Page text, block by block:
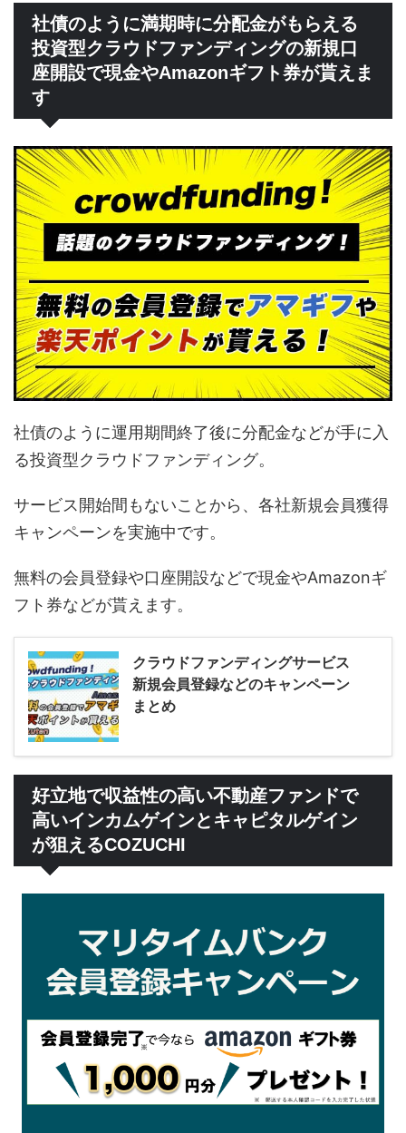
社債のように満期時に分配金がもらえる
投資型クラウドファンディングの新規口
座開設で現金やAmazonギフト券が貰えま
す
社債のように運用期間終了後に分配金などが手に入
る投資型クラウドファンディング。
サービス開始間もないことから、各社新規会員獲得
キャンペーンを実施中です。
無料の会員登録や口座開設などで現金やAmazonギ
フト券などが貰えます。
クラウドファンディングサービス
新規会員登録などのキャンペーン
まとめ
好立地で収益性の高い不動産ファンドで
高いインカムゲインとキャピタルゲイン
が狙えるCOZUCHI